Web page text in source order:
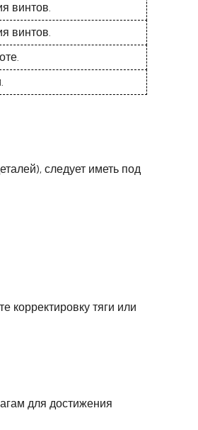
винтов.
винтов.
следует иметь под
корректировку тяги или
для достижения